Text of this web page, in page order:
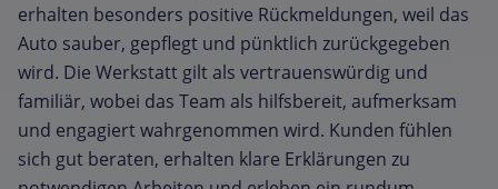
erhalten besonders positive Rückmeldungen, weil das
Auto sauber, gepflegt und pünktlich zurückgegeben
wird. Die Werkstatt gilt als vertrauenswürdig und
familiär, wobei das Team als hilfsbereit, aufmerksam
und engagiert wahrgenommen wird. Kunden fühlen
sich gut beraten, erhalten klare Erklärungen zu